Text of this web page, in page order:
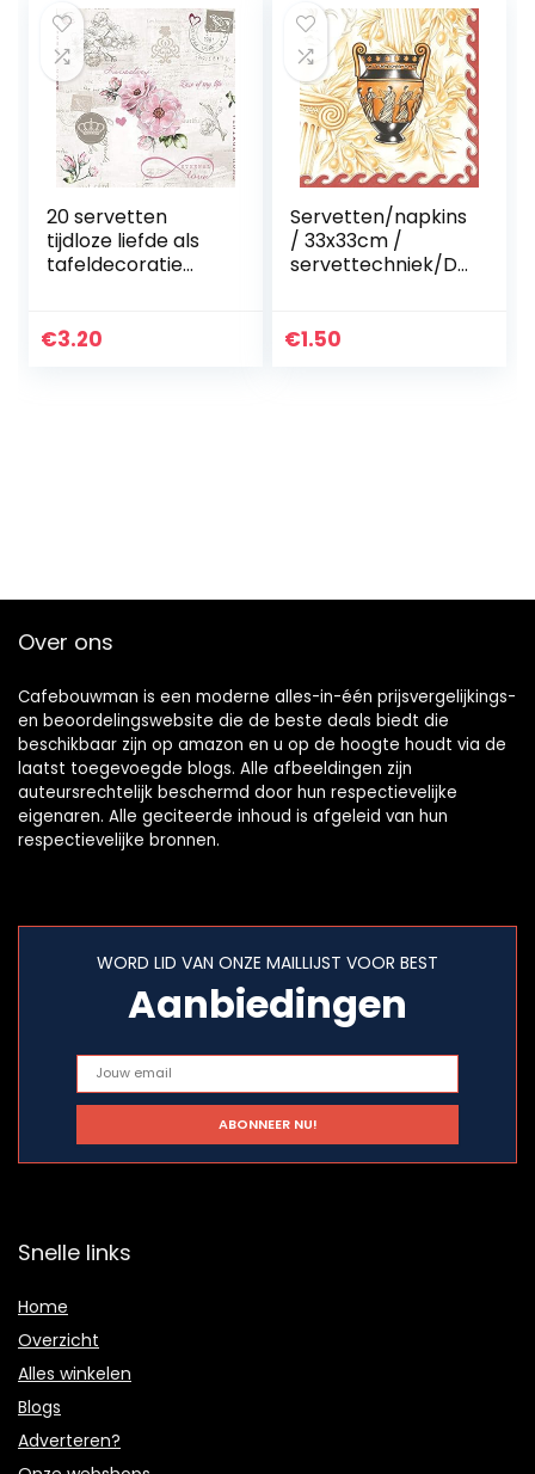
20 servetten
tijdloze liefde als
tafeldecoratie
33 cm
€3.20
Servetten/napkins
/ 33x33cm /
servettechniek/Du
er
€1.50
Over ons
Cafebouwman is een moderne alles-in-één prijsvergelijkings-
en beoordelingswebsite die de beste deals biedt die
beschikbaar zijn op amazon en u op de hoogte houdt via de
laatst toegevoegde blogs. Alle afbeeldingen zijn
auteursrechtelijk beschermd door hun respectievelijke
eigenaren. Alle geciteerde inhoud is afgeleid van hun
respectievelijke bronnen.
WORD LID VAN ONZE MAILLIJST VOOR BEST
Aanbiedingen
Snelle links
Home
Overzicht
Alles winkelen
Blogs
Adverteren?